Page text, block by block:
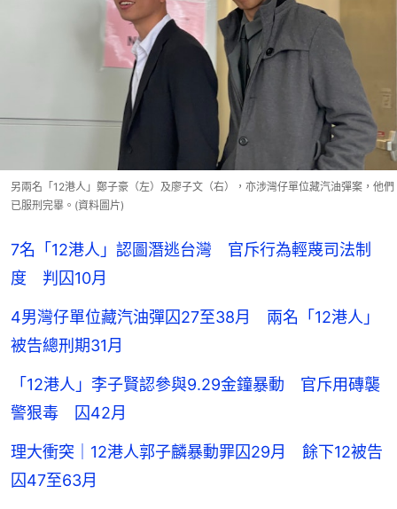
另兩名「12港人」鄭子豪（左）及廖子文（右），亦涉灣仔單位藏汽油彈案，他們
已服刑完畢。(資料圖片)
7名「12港人」認圖潛逃台灣 官斥行為輕蔑司法制
度 判囚10月
4男灣仔單位藏汽油彈囚27至38月 兩名「12港人」
被告總刑期31月
「12港人」李子賢認參與9.29金鐘暴動 官斥用磚襲
警狠毒 囚42月
理大衝突｜12港人郭子麟暴動罪囚29月 餘下12被告
囚47至63月